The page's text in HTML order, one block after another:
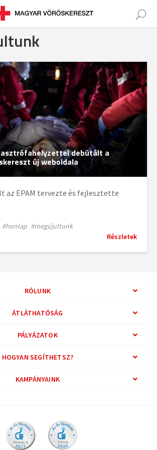
debütált a
új weboldala
az EPAM tervezte és fejlesztette
#honlap #megújultunk
Részletek
RÓLUNK
ÁTLÁTHATÓSÁG
PÁLYÁZATOK
HOGYAN SEGÍTHETSZ?
KAMPÁNYAINK